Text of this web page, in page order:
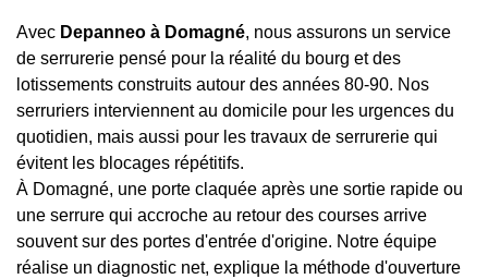
Avec Depanneo à Domagné, nous assurons un service
de serrurerie pensé pour la réalité du bourg et des
lotissements construits autour des années 80-90. Nos
serruriers interviennent au domicile pour les urgences du
quotidien, mais aussi pour les travaux de serrurerie qui
évitent les blocages répétitifs.
À Domagné, une porte claquée après une sortie rapide ou
une serrure qui accroche au retour des courses arrive
souvent sur des portes d'entrée d'origine. Notre équipe
réalise un diagnostic net, explique la méthode d'ouverture